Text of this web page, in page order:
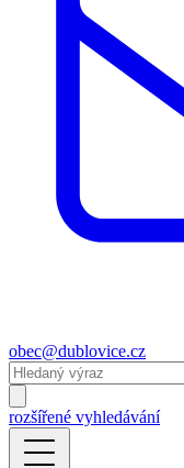
obec@dublovice.cz
rozšířené vyhledávání